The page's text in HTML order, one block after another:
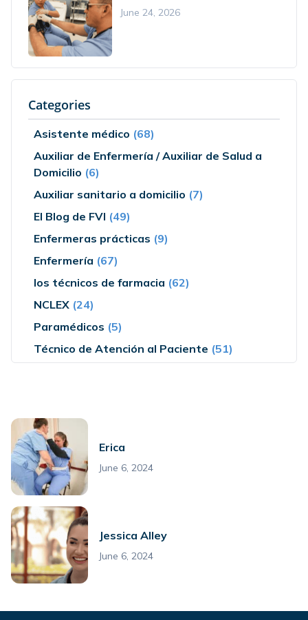
June 24, 2026
Categories
Asistente médico (68)
Auxiliar de Enfermería / Auxiliar de Salud a
Domicilio (6)
Auxiliar sanitario a domicilio (7)
El Blog de FVI (49)
Enfermeras prácticas (9)
Enfermería (67)
los técnicos de farmacia (62)
NCLEX (24)
Paramédicos (5)
Técnico de Atención al Paciente (51)
Erica
June 6, 2024
Jessica Alley
June 6, 2024